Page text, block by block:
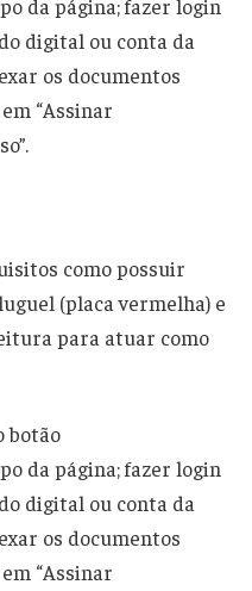
da página; fazer login
digital ou conta da
os documentos
“Assinar
como possuir
(placa vermelha) e
para atuar como
botão
da página; fazer login
digital ou conta da
os documentos
“Assinar